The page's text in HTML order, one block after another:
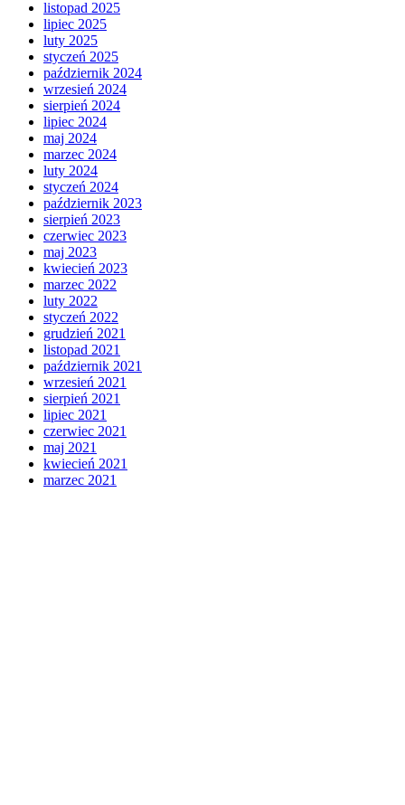
listopad 2025
lipiec 2025
luty 2025
styczeń 2025
październik 2024
wrzesień 2024
sierpień 2024
lipiec 2024
maj 2024
marzec 2024
luty 2024
styczeń 2024
październik 2023
sierpień 2023
czerwiec 2023
maj 2023
kwiecień 2023
marzec 2022
luty 2022
styczeń 2022
grudzień 2021
listopad 2021
październik 2021
wrzesień 2021
sierpień 2021
lipiec 2021
czerwiec 2021
maj 2021
kwiecień 2021
marzec 2021